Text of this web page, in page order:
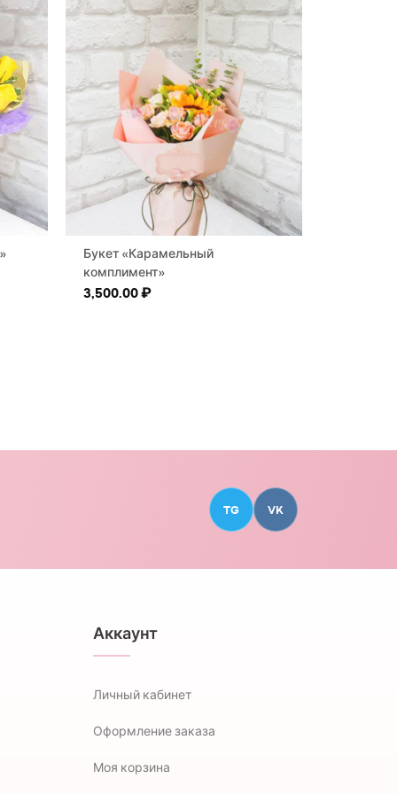
Букет «Карамельный
комплимент»
3,500.00₽
TG VK
Аккаунт
Личный кабинет
Оформление заказа
Моя корзина